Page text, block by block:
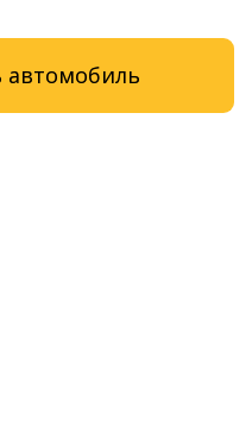
автомобиль